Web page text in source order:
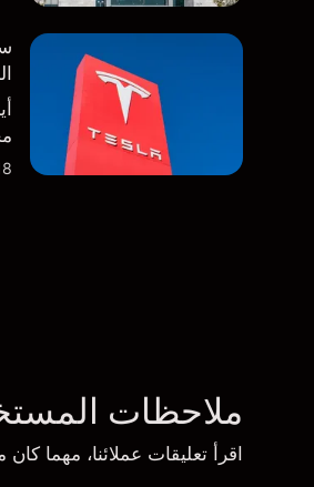
ملاحظات
اقرأ تعليقات عملائنا، مهما